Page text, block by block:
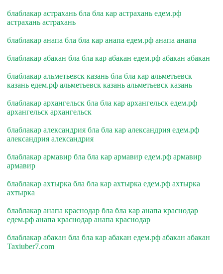
блаблакар астрахань бла бла кар астрахань едем.рф
астрахань астрахань
блаблакар анапа бла бла кар анапа едем.рф анапа анапа
блаблакар абакан бла бла кар абакан едем.рф абакан абакан
блаблакар альметьевск казань бла бла кар альметьевск
казань едем.рф альметьевск казань альметьевск казань
блаблакар архангельск бла бла кар архангельск едем.рф
архангельск архангельск
блаблакар александрия бла бла кар александрия едем.рф
александрия александрия
блаблакар армавир бла бла кар армавир едем.рф армавир
армавир
блаблакар ахтырка бла бла кар ахтырка едем.рф ахтырка
ахтырка
блаблакар анапа краснодар бла бла кар анапа краснодар
едем.рф анапа краснодар анапа краснодар
блаблакар абакан бла бла кар абакан едем.рф абакан абакан
Taxiuber7.com